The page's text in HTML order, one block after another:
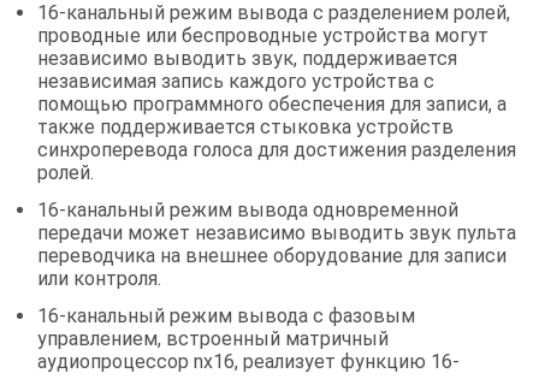
16-канальный режим вывода с разделением ролей,
проводные или беспроводные устройства могут
независимо выводить звук, поддерживается
независимая запись каждого устройства с
помощью программного обеспечения для записи, а
также поддерживается стыковка устройств
синхроперевода голоса для достижения разделения
ролей.
16-канальный режим вывода одновременной
передачи может независимо выводить звук пульта
переводчика на внешнее оборудование для записи
или контроля.
16-канальный режим вывода с фазовым
управлением, встроенный матричный
аудиопроцессор nx16, реализует функцию 16-